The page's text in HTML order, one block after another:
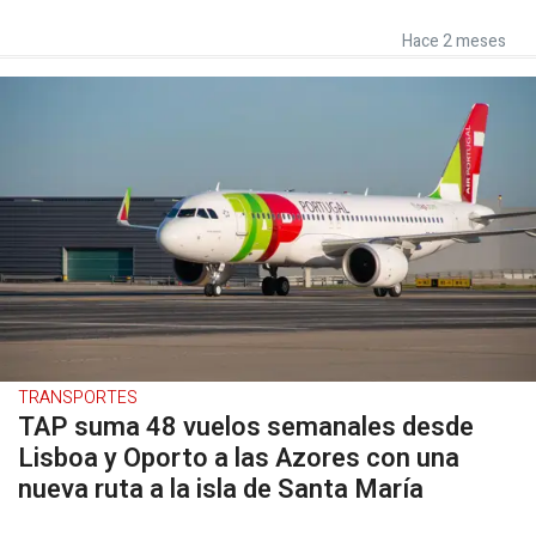
Hace 2 meses
TRANSPORTES
TAP suma 48 vuelos semanales desde
Lisboa y Oporto a las Azores con una
nueva ruta a la isla de Santa María